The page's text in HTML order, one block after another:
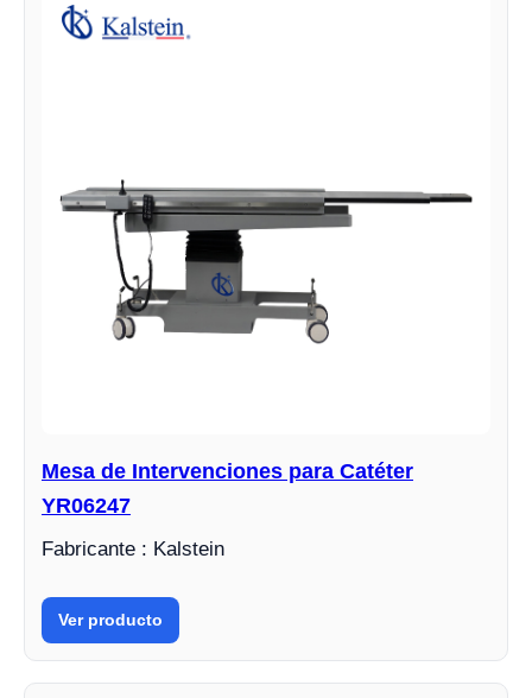
Mesa de Intervenciones para Catéter
YR06247
Fabricante : Kalstein
Ver producto